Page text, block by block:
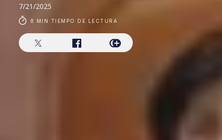
7/21/2025
8 MIN TIEMPO DE LECTURA